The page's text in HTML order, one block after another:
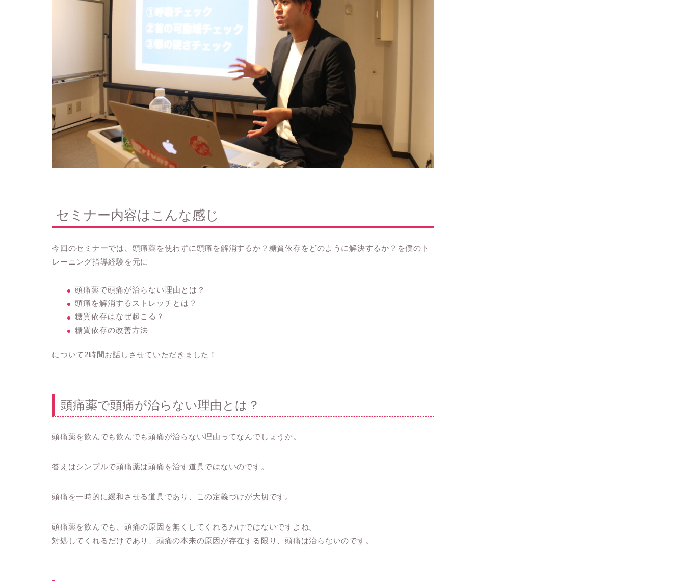
セミナー内容はこんな感じ
今回のセミナーでは、頭痛薬を使わずに頭痛を解消するか？糖質依存をどのように解決するか？を僕のト
レーニング指導経験を元に
頭痛薬で頭痛が治らない理由とは？
頭痛を解消するストレッチとは？
糖質依存はなぜ起こる？
糖質依存の改善方法
について2時間お話しさせていただきました！
頭痛薬で頭痛が治らない理由とは？
頭痛薬を飲んでも飲んでも頭痛が治らない理由ってなんでしょうか。
答えはシンプルで頭痛薬は頭痛を治す道具ではないのです。
頭痛を一時的に緩和させる道具であり、この定義づけが大切です。
頭痛薬を飲んでも、頭痛の原因を無くしてくれるわけではないですよね。
対処してくれるだけであり、頭痛の本来の原因が存在する限り、頭痛は治らないのです。